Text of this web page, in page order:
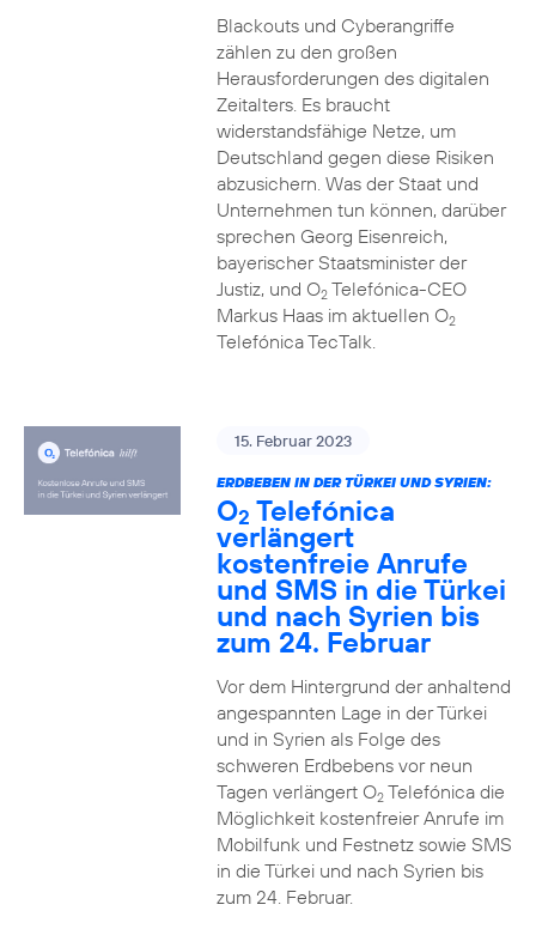
Blackouts und Cyberangriffe
zählen zu den großen
Herausforderungen des digitalen
Zeitalters. Es braucht
widerstandsfähige Netze, um
Deutschland gegen diese Risiken
abzusichern. Was der Staat und
Unternehmen tun können, darüber
sprechen Georg Eisenreich,
bayerischer Staatsminister der
Justiz, und O2Telefónica-CEO
Markus Haas im aktuellen O2
Telefónica TecTalk.
15. Februar 2023
ERDBEBEN IN DER TÜRKEI UND SYRIEN:
O2 Telefónica
verlängert
kostenfreie Anrufe
und SMS in die Türkei
und nach Syrien bis
zum 24. Februar
Vor dem Hintergrund der anhaltend
angespannten Lage in der Türkei
und in Syrien als Folge des
schweren Erdbebens vor neun
Tagen verlängert O2Telefónica die
Möglichkeit kostenfreier Anrufe im
Mobilfunk und Festnetz sowie SMS
in die Türkei und nach Syrien bis
zum 24. Februar.